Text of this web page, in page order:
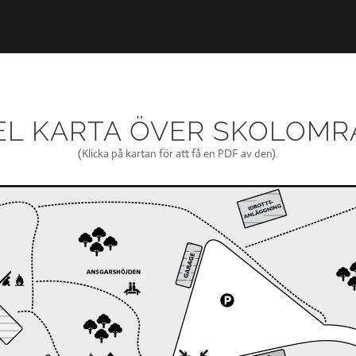
KARTA ÖVER
(Klicka på kartan för att få en PDF av den).